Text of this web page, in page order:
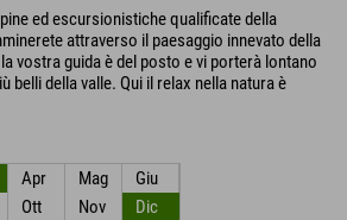
ed escursionistiche qualificate della
attraverso il paesaggio innevato della
vostra guida è del posto e vi porterà lontano
belli della valle. Qui il relax nella natura è
Apr Mag
Giu
Ott Nov Dic